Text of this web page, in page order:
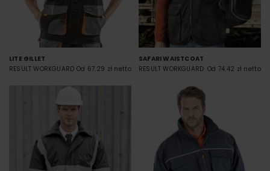
LITE GILLET
RESULT WORKGUARD Od 67.29 zł netto
SAFARI WAISTCOAT
RESULT WORKGUARD Od 74.42 zł netto